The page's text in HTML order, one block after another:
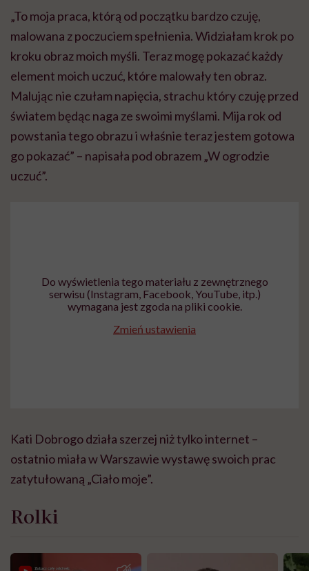
„To moja praca, którą od początku bardzo czuję,
malowana z poczuciem spełnienia. Widziałam krok po
kroku obraz moich myśli. Teraz mogę pokazać każdy
element moich uczuć, które malowały ten obraz.
Malując nie czułam napięcia, strachu który czuję przed
światem będąc naga ze swoimi myślami. Mija rok od
powstania tego obrazu i właśnie teraz jestem gotowa
go pokazać” – napisała pod obrazem „W ogrodzie
uczuć”.
Do wyświetlenia tego materiału z zewnętrznego
serwisu (Instagram, Facebook, YouTube, itp.)
wymagana jest zgoda na pliki cookie.
Zmień ustawienia
Kati Dobrogo działa szerzej niż tylko internet –
ostatnio miała w Warszawie wystawę swoich prac
zatytułowaną „Ciało moje”.
Rolki